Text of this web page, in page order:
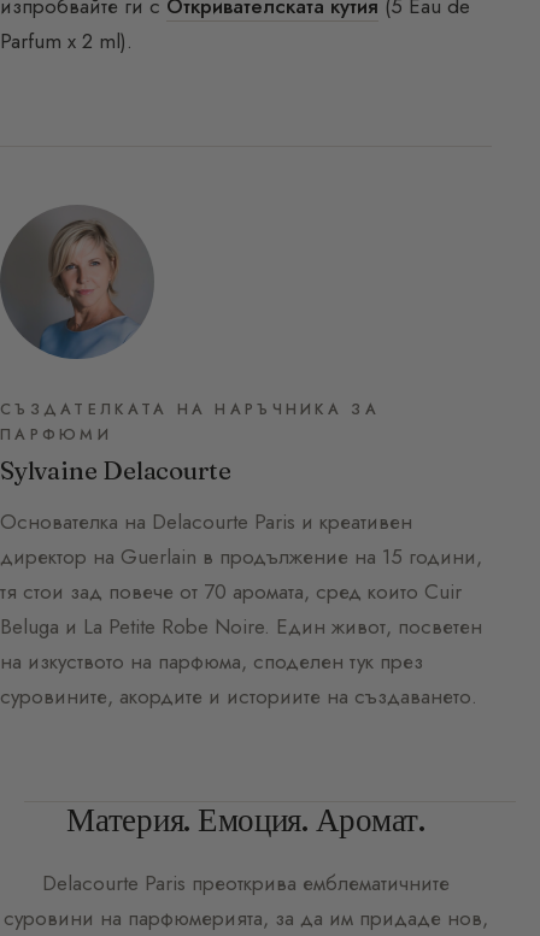
Parfum x 2 ml).
СЪЗДАТЕЛКАТА НА НАРЪЧНИКА ЗА
ПАРФЮМИ
Sylvaine Delacourte
Основателка на Delacourte Paris и креативен
директор на Guerlain в продължение на 15 години,
тя стои зад повече от 70 аромата, сред които Cuir
Beluga и La Petite Robe Noire. Един живот, посветен
на изкуството на парфюма, споделен тук през
суровините, акордите и историите на създаването.
Материя. Емоция. Аромат.
Delacourte Paris преоткрива емблематичните
суровини на парфюмерията, за да им придаде нов,